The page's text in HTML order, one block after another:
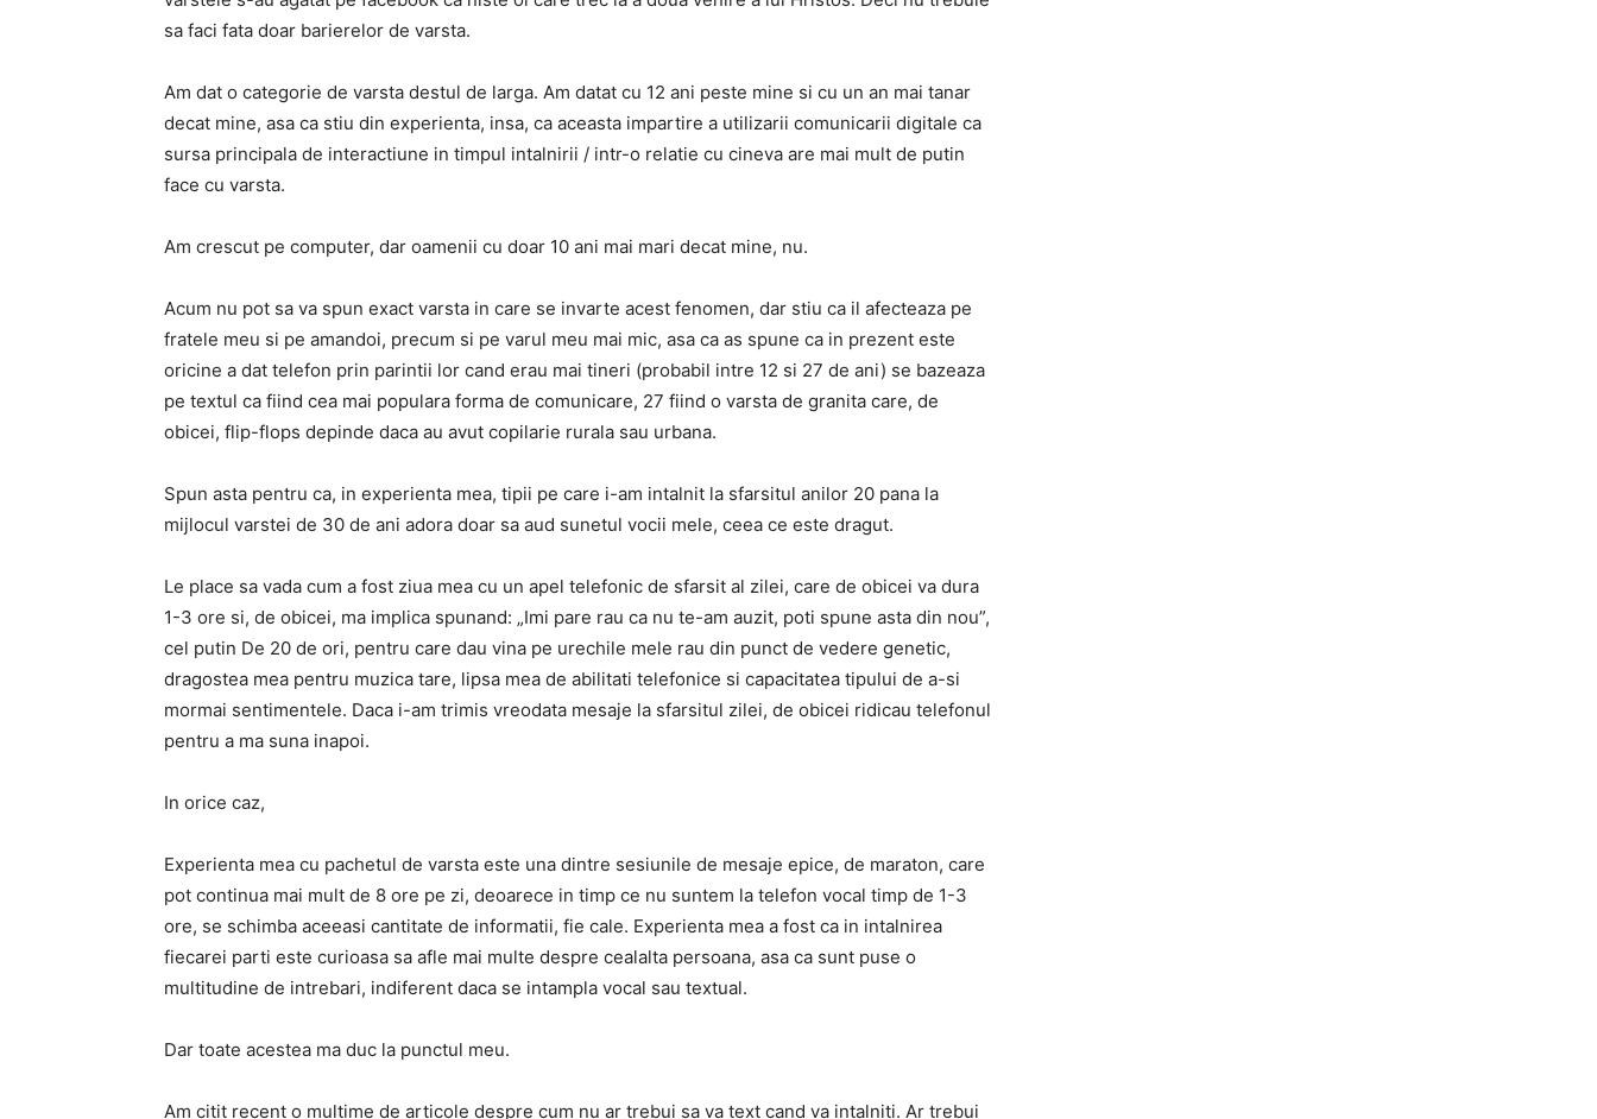
sa faci fata doar barierelor de varsta.
Am dat o categorie de varsta destul de larga. Am datat cu 12 ani peste mine si cu un an mai tanar
decat mine, asa ca stiu din experienta, insa, ca aceasta impartire a utilizarii comunicarii digitale ca
sursa principala de interactiune in timpul intalnirii / intr-o relatie cu cineva are mai mult de putin
face cu varsta.
Am crescut pe computer, dar oamenii cu doar 10 ani mai mari decat mine, nu.
Acum nu pot sa va spun exact varsta in care se invarte acest fenomen, dar stiu ca il afecteaza pe
fratele meu si pe amandoi, precum si pe varul meu mai mic, asa ca as spune ca in prezent este
oricine a dat telefon prin parintii lor cand erau mai tineri (probabil intre 12 si 27 de ani) se bazeaza
pe textul ca fiind cea mai populara forma de comunicare, 27 fiind o varsta de granita care, de
obicei, flip-flops depinde daca au avut copilarie rurala sau urbana.
Spun asta pentru ca, in experienta mea, tipii pe care i-am intalnit la sfarsitul anilor 20 pana la
mijlocul varstei de 30 de ani adora doar sa aud sunetul vocii mele, ceea ce este dragut.
Le place sa vada cum a fost ziua mea cu un apel telefonic de sfarsit al zilei, care de obicei va dura
1-3 ore si, de obicei, ma implica spunand: „Imi pare rau ca nu te-am auzit, poti spune asta din nou”,
cel putin De 20 de ori, pentru care dau vina pe urechile mele rau din punct de vedere genetic,
dragostea mea pentru muzica tare, lipsa mea de abilitati telefonice si capacitatea tipului de a-si
mormai sentimentele. Daca i-am trimis vreodata mesaje la sfarsitul zilei, de obicei ridicau telefonul
pentru a ma suna inapoi.
In orice caz,
Experienta mea cu pachetul de varsta este una dintre sesiunile de mesaje epice, de maraton, care
pot continua mai mult de 8 ore pe zi, deoarece in timp ce nu suntem la telefon vocal timp de 1-3
ore, se schimba aceeasi cantitate de informatii, fie cale. Experienta mea a fost ca in intalnirea
fiecarei parti este curioasa sa afle mai multe despre cealalta persoana, asa ca sunt puse o
multitudine de intrebari, indiferent daca se intampla vocal sau textual.
Dar toate acestea ma duc la punctul meu.
Am citit recent o multime de articole despre cum nu ar trebui sa va text cand va intalniti. Ar trebui